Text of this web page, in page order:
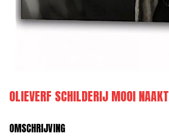
OLIEVERF SCHILDERIJ MOOI NAAKT
OMSCHRIJVING